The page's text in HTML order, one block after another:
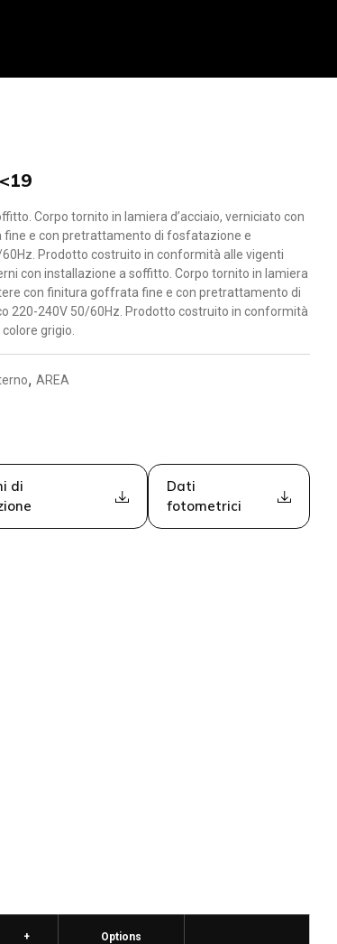
Corpo tornito in lamiera d’acciaio, verniciato con
e con pretrattamento di fosfatazione e
Prodotto costruito in conformità alle vigenti
con installazione a soffitto. Corpo tornito in lamiera
con finitura goffrata fine e con pretrattamento di
220-240V 50/60Hz. Prodotto costruito in conformità
grigio.
, AREA
di
Dati
fotometrici
+ Options